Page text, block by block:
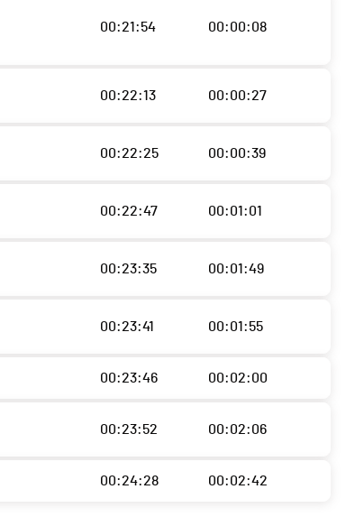
00:21:54 00:00:08
00:22:13 00:00:27
00:22:25 00:00:39
00:22:47 00:01:01
00:23:35 00:01:49
00:23:41 00:01:55
00:23:46 00:02:00
00:23:52 00:02:06
00:24:28 00:02:42